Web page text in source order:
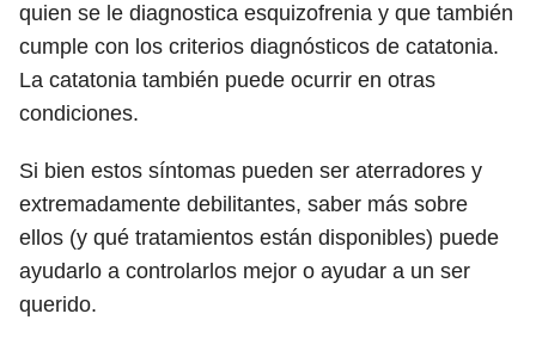
quien se le diagnostica esquizofrenia y que también
cumple con los criterios diagnósticos de catatonia.
La catatonia también puede ocurrir en otras
condiciones.
Si bien estos síntomas pueden ser aterradores y
extremadamente debilitantes, saber más sobre
ellos (y qué tratamientos están disponibles) puede
ayudarlo a controlarlos mejor o ayudar a un ser
querido.